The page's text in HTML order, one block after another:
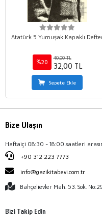
Atatürk 5 Yumuşak Kapaklı
%20
40,00 TL
32,00 TL
Sepete Ekle
Bize Ulaşın
Haftaiçi 08:30 - 18:00 saatleri
+90 312 223 7773
info@gazikitabevi.com.tr
Bahçelievler Mah. 53. Sok.
Bizi Takip Edin